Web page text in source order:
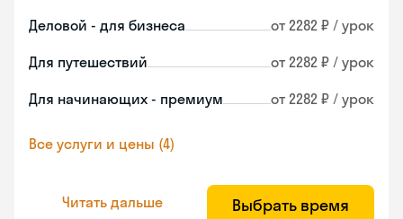
Деловой - для бизнеса от 2282 ₽ / урок
Для путешествий от 2282 ₽ / урок
Для начинающих - премиум от 2282 ₽ / урок
Все услуги и цены (4)
Читать дальше Выбрать время